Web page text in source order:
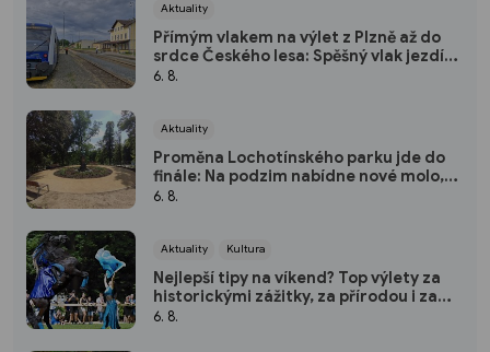
Aktuality
Přímým vlakem na výlet z Plzně až do
srdce Českého lesa: Spěšný vlak jezdí
každou sobotu až do října
6. 8.
Aktuality
Proměna Lochotínského parku jde do
finále: Na podzim nabídne nové molo,
cvičební prvky i vodopád
6. 8.
Aktuality Kultura
Nejlepší tipy na víkend? Top výlety za
historickými zážitky, za přírodou i za
kulturou
6. 8.